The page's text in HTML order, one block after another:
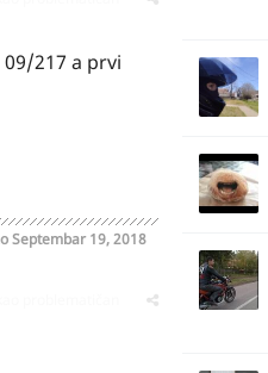
217 a prvi
Septembar 19, 2018